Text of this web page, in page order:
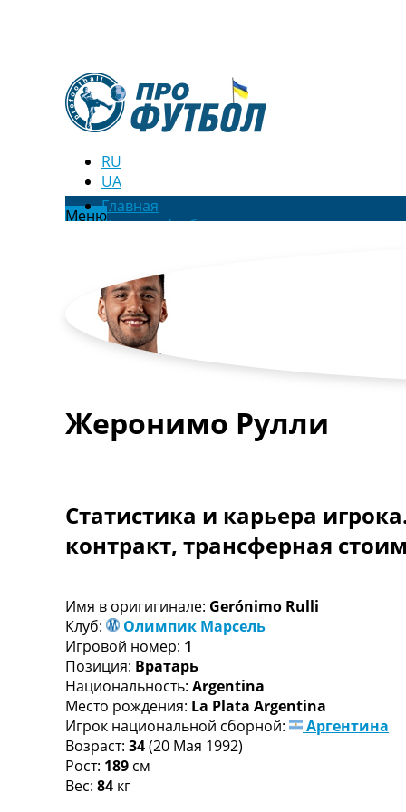
RU
UA
МенюГлавная
Новости футбола
Новости футбола Украины
Последние комментарии
Конкурс прогнозов
Логин
Рейтинги
Турниры
Чемпионат Мира
Англия. Премьер Лига
Испания. Ла Лига
Другие Турниры >>>
Таблицы групп Чемпионата Мира
Украина. Премьер-Лига
Украина. Первая Лига
Лига Чемпионов. Таблицы групп
Англия. Премьер-Лига
Испания. Ла Лига
Все таблицы >>>
Рейтинги
Рейтинг стран УЕФА
Жеронимо Рулли
Статистика и карьера
контракт, трансферная
Имя в оригигинале: Gerónimo Rulli
Клуб:
Олимпик Марсель
Игровой номер: 1
Позиция: Вратарь
Национальность: Argentina
Место рождения: La Plata Argentina
Игрок национальной сборной:
Аргентина
Возраст: 34(20 Мая 1992)
Рост: 189 см
Вес: 84 кг